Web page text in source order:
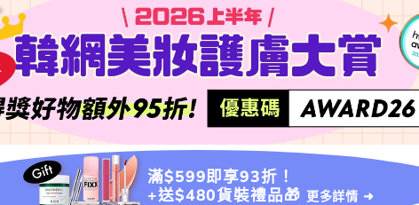
滿$599即享93折！
+送$480貨裝禮品🎁 更多詳情 ➜